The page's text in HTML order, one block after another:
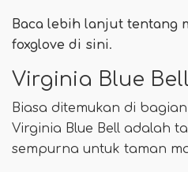
Baca lebih lanjut tentang
foxglove di sini.
Virginia Blue
Biasa ditemukan di
Virginia Blue Bell adalah
sempurna untuk taman